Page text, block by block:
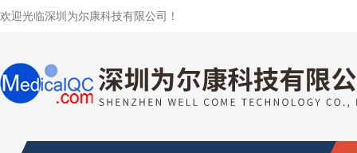
欢迎光临深圳为尔康科技有限公司！